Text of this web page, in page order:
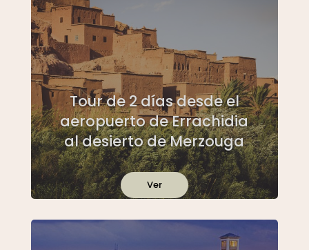
Tour de 2 días desde el
aeropuerto de Errachidia
al desierto de Merzouga
Ver